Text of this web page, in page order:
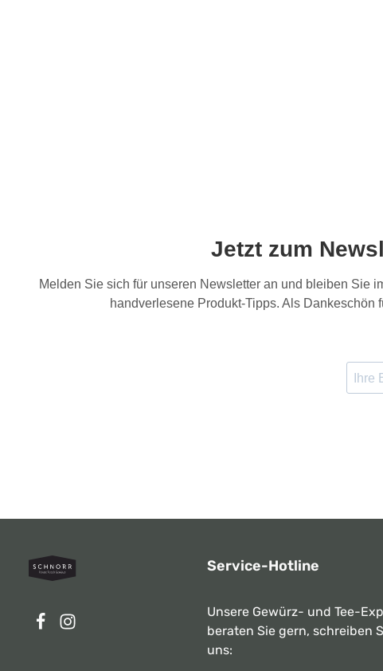
Jetzt zum
Melden Sie sich für unseren Newsletter an und bleiben Sie
handverlesene Produkt-Tipps. Als Dankeschön
Service-Hotline
Unsere Gewürz- und Tee-
beraten Sie gern, schreiben
uns: